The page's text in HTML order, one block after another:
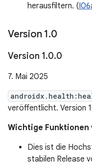
herausfiltern. (
Version 1.0
Version 1.0.0
7. Mai 2025
veröffentlicht. Version
Wichtige Funktionen
Dies ist die
stabilen Release